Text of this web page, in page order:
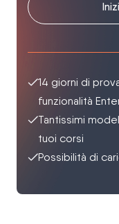
14 giorni di
funzionalità
Tantissimi
tuoi corsi
Possibilità di